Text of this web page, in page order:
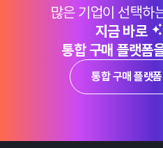
많은 기업이 선택하
지금 바로
통합 구매 플랫폼
통합 구매 플랫폼